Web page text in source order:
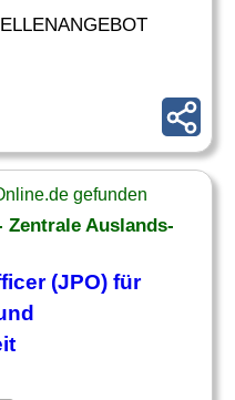
gefunden
Auslands-
(JPO) für